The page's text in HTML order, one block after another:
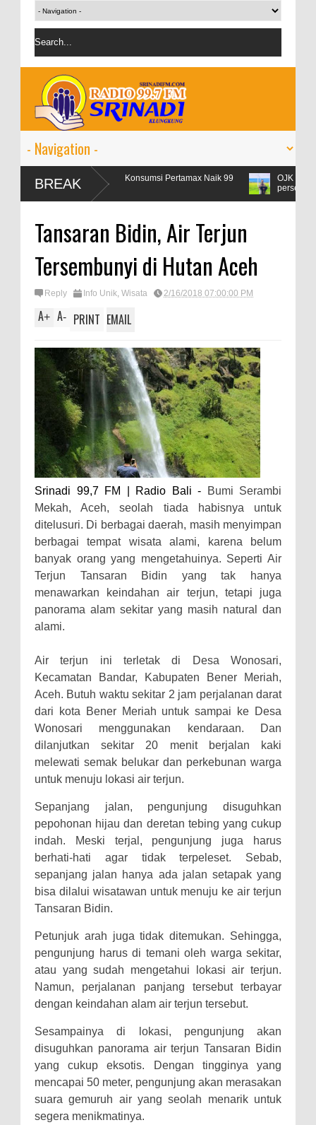
BREAK
Libur Lebaran, Konsumsi Pertamax Naik 99
Persen
OJK targetkan kredit
persen
Tansaran Bidin, Air Terjun
Tersembunyi di Hutan Aceh
Reply Info Unik, Wisata 2/16/2018 07:00:00 PM
A+ A- PRINT EMAIL
Srinadi 99,7 FM | Radio Bali -
Bumi Serambi
Mekah, Aceh, seolah tiada habisnya untuk
ditelusuri. Di berbagai daerah, masih menyimpan
berbagai tempat wisata alami, karena belum
banyak orang yang mengetahuinya. Seperti Air
Terjun Tansaran Bidin yang tak hanya
menawarkan keindahan air terjun, tetapi juga
panorama alam sekitar yang masih natural dan
alami.
Air terjun ini terletak di Desa Wonosari,
Kecamatan Bandar, Kabupaten Bener Meriah,
Aceh. Butuh waktu sekitar 2 jam perjalanan darat
dari kota Bener Meriah untuk sampai ke Desa
Wonosari menggunakan kendaraan. Dan
dilanjutkan sekitar 20 menit berjalan kaki
melewati semak belukar dan perkebunan warga
untuk menuju lokasi air terjun.
Sepanjang jalan, pengunjung disuguhkan
pepohonan hijau dan deretan tebing yang cukup
indah. Meski terjal, pengunjung juga harus
berhati-hati agar tidak terpeleset. Sebab,
sepanjang jalan hanya ada jalan setapak yang
bisa dilalui wisatawan untuk menuju ke air terjun
Tansaran Bidin.
Petunjuk arah juga tidak ditemukan. Sehingga,
pengunjung harus di temani oleh warga sekitar,
atau yang sudah mengetahui lokasi air terjun.
Namun, perjalanan panjang tersebut terbayar
dengan keindahan alam air terjun tersebut.
Sesampainya di lokasi, pengunjung akan
disuguhkan panorama air terjun Tansaran Bidin
yang cukup eksotis. Dengan tingginya yang
mencapai 50 meter, pengunjung akan merasakan
suara gemuruh air yang seolah menarik untuk
segera menikmatinya.